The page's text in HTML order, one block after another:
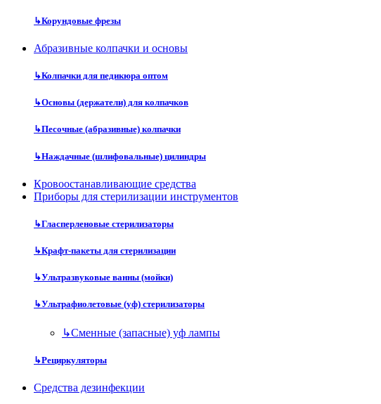
↳Корундовые фрезы
Абразивные колпачки и основы
↳Колпачки для педикюра оптом
↳Основы (держатели) для колпачков
↳Песочные (абразивные) колпачки
↳Наждачные (шлифовальные) цилиндры
Кровоостанавливающие средства
Приборы для стерилизации инструментов
↳Гласперленовые стерилизаторы
↳Крафт-пакеты для стерилизации
↳Ультразвуковые ванны (мойки)
↳Ультрафиолетовые (уф) стерилизаторы
↳Сменные (запасные) уф лампы
↳Рециркуляторы
Средства дезинфекции